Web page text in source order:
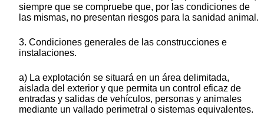
siempre que se compruebe que, por las condiciones de
las mismas, no presentan riesgos para la sanidad animal.
3. Condiciones generales de las construcciones e
instalaciones.
a) La explotación se situará en un área delimitada,
aislada del exterior y que permita un control eficaz de
entradas y salidas de vehículos, personas y animales
mediante un vallado perimetral o sistemas equivalentes.